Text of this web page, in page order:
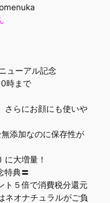
ューアル記念
時まで
らにお顔にも使いや
加なのに保存性が
大増量！
典〓
で消費税分還元
ナチュラルがご負